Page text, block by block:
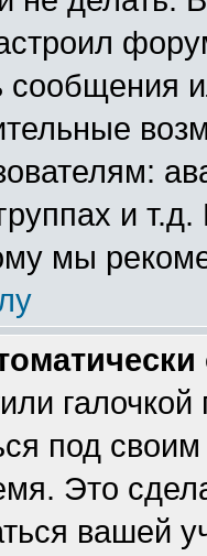
и
мы
галочкой
под
Это
вашей